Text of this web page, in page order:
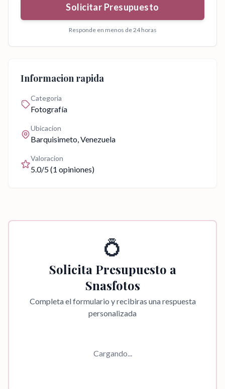
Solicitar Presupuesto
Responde en menos de 24 horas
Informacion rapida
Categoria
Fotografía
Ubicacion
Barquisimeto, Venezuela
Valoracion
5.0/5 (1 opiniones)
💍
Solicita Presupuesto a
Snasfotos
Completa el formulario y recibiras una respuesta
personalizada
Cargando...